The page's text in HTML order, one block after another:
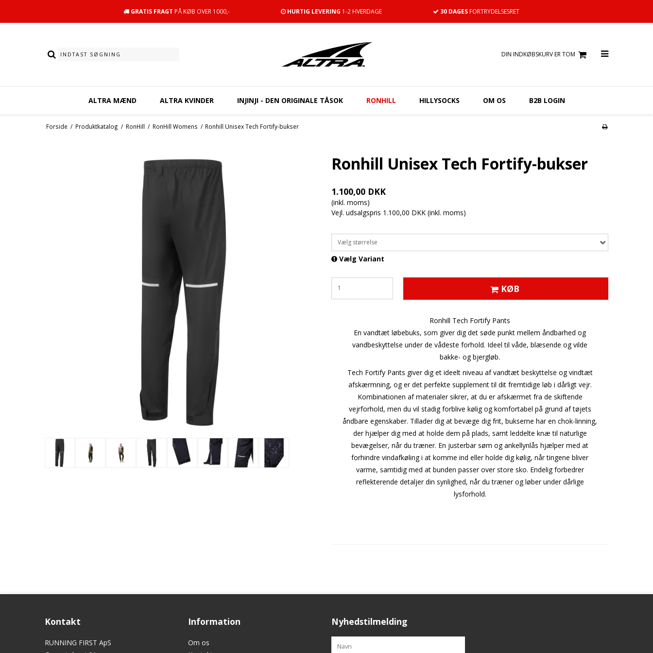
GRATIS FRAGT PÅ KØB OVER 1000,- HURTIG LEVERING 1-2 HVERDAGE 30 DAGESFORTRYDELSESRET
DIN INDKØBSKURV ER TOM
ALTRA MÆND ALTRA KVINDER INJINJI - DEN ORIGINALE TÅSOK RONHILL HILLYSOCKS OM OS B2B LOGIN
Forside / Produktkatalog / RonHill / RonHill Womens / Ronhill Unisex Tech Fortify-bukser
Ronhill Unisex Tech Fortify-bukser
1.100,00 DKK
(inkl. moms)
Vejl. udsalgspris 1.100,00 DKK (inkl. moms)
Vælg størrelse
Vælg Variant
KØB
Ronhill Tech Fortify Pants
En vandtæt løbebuks, som giver dig det søde punkt mellem åndbarhed og
vandbeskyttelse under de vådeste forhold. Ideel til våde, blæsende og vilde
bakke- og bjergløb.
Tech Fortify Pants giver dig et ideelt niveau af vandtæt beskyttelse og vindtæt
afskærmning, og er det perfekte supplement til dit fremtidige løb i dårligt vejr.
Kombinationen af ​​materialer sikrer, at du er afskærmet fra de skiftende
vejrforhold, men du vil stadig forblive kølig og komfortabel på grund af tøjets
åndbare egenskaber. Tillader dig at bevæge dig frit, bukserne har en chok-linning,
der hjælper dig med at holde dem på plads, samt leddelte knæ til naturlige
bevægelser, når du træner. En justerbar søm og ankellynlås hjælper med at
forhindre vindafkøling i at komme ind eller holde dig kølig, når tingene bliver
varme, samtidig med at bunden passer over store sko. Endelig forbedrer
reflekterende detaljer din synlighed, når du træner og løber under dårlige
lysforhold.
Kontakt
RUNNING FIRST ApS
Information
Om os
Nyhedstilmelding